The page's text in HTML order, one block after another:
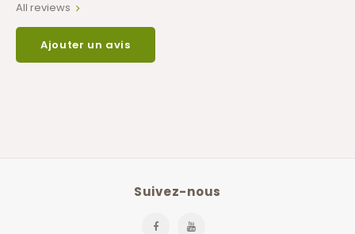
All reviews
Ajouter un avis
Suivez-nous